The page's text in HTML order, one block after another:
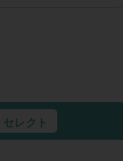
セレクト